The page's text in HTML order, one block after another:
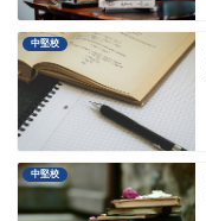
中堅校
中堅校